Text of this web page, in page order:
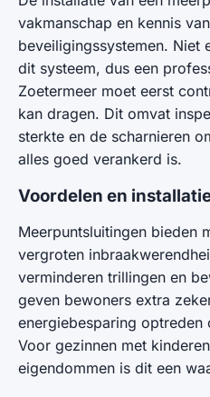
vakmanschap en kennis
beveiligingssystemen. Niet
dit systeem, dus een
Zoetermeer moet eerst
kan dragen. Dit omvat
sterkte en de scharnieren
alles goed verankerd is.
Voordelen en
Meerpuntsluitingen bieden
vergroten
verminderen trillingen en
geven bewoners extra
energiebesparing
Voor gezinnen met
eigendommen is dit een